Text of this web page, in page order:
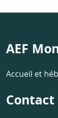
AEF
Accueil et
Contact